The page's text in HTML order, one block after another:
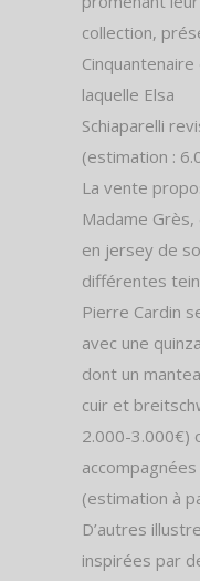
collection,
laquelle Elsa
Schiaparelli
(estimation :
La vente
Madame
en jersey de
différentes
Pierre Cardin
avec une
dont un
cuir et
2.000-3.000€)
(estimation à
D’autres
inspirées par